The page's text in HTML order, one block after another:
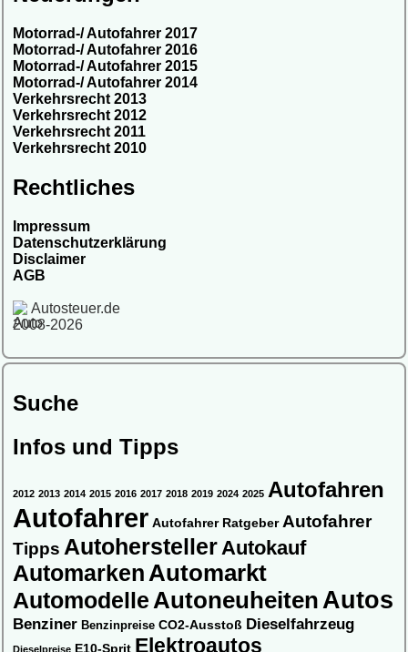
Motorrad-/ Autofahrer 2017
Motorrad-/ Autofahrer 2016
Motorrad-/ Autofahrer 2015
Motorrad-/ Autofahrer 2014
Verkehrsrecht 2013
Verkehrsrecht 2012
Verkehrsrecht 2011
Verkehrsrecht 2010
Rechtliches
Impressum
Datenschutzerklärung
Disclaimer
AGB
Autosteuer.de
2008-2026
Suche
Infos und Tipps
2012 2013 2014 2015 2016 2017 2018 2019 2024 2025 Autofahren
Autofahrer Autofahrer Ratgeber Autofahrer
Tipps AutoherstellerAutokauf
Automarken Automarkt
Automodelle AutoneuheitenAutos
Benziner Benzinpreise CO2-Ausstoß Dieselfahrzeug
Dieselpreise E10-Sprit Elektroautos